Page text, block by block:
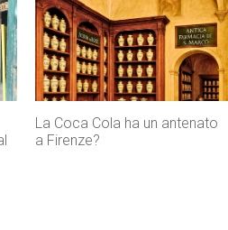
Agenti IA e sicurezza, quando
l’autonomia diventa un rischio